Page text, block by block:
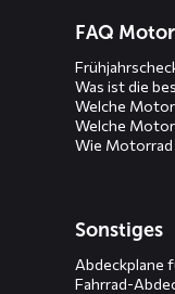
FAQ
Was ist die
Welche
Welche
Wie
Sonstiges
Abdeckplane
Fahrrad-